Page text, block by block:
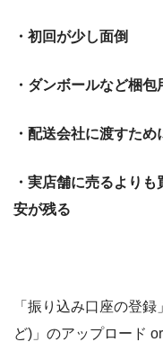
・初回が少し面倒
・ダンボールなど梱
・配送会社に渡すため
・実店舗に売るより
安が残る
「振り込み口座の登
ど)」のアップロード